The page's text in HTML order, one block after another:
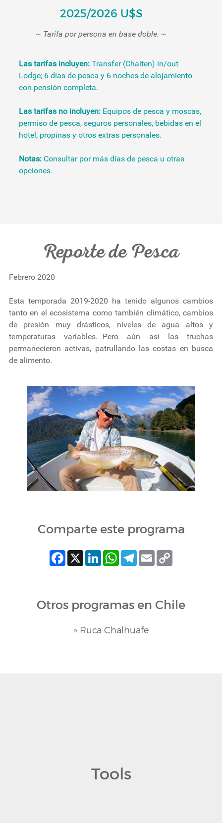
2025/2026 U$S
~ Tarífa por persona en base doble. ~
Las tarifas incluyen: Transfer (Chaiten) in/out
Lodge; 6 días de pesca y 6 noches de alojamiento
con pensión completa.
Las tarifas no incluyen: Equipos de pesca y moscas,
permiso de pesca, seguros personales, bebidas en el
hotel, propinas y otros extras personales.
Notas: Consultar por más días de pesca u otras
opciones.
Reporte de Pesca
Febrero 2020
Esta temporada 2019-2020 ha tenido algunos cambios
tanto en el ecosistema como también climático, cambios
de presión muy drásticos, niveles de agua altos y
temperaturas variables. Pero aún así las truchas
permanecieron activas, patrullando las costas en busca
de alimento.
Comparte este programa
Facebook
X LinkedInWhatsAppTelegram
Email
Otros programas en Chile
» Ruca Chalhuafe
Tools